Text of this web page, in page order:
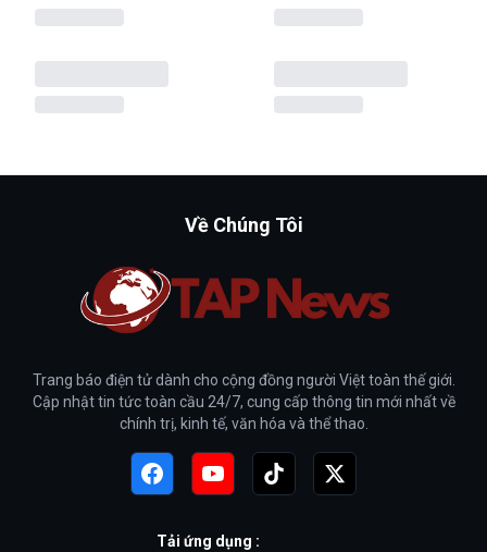
Về Chúng Tôi
Trang báo điện tử dành cho cộng đồng người Việt toàn thế giới.
Cập nhật tin tức toàn cầu 24/7, cung cấp thông tin mới nhất về
chính trị, kinh tế, văn hóa và thể thao.
Tải ứng dụng :